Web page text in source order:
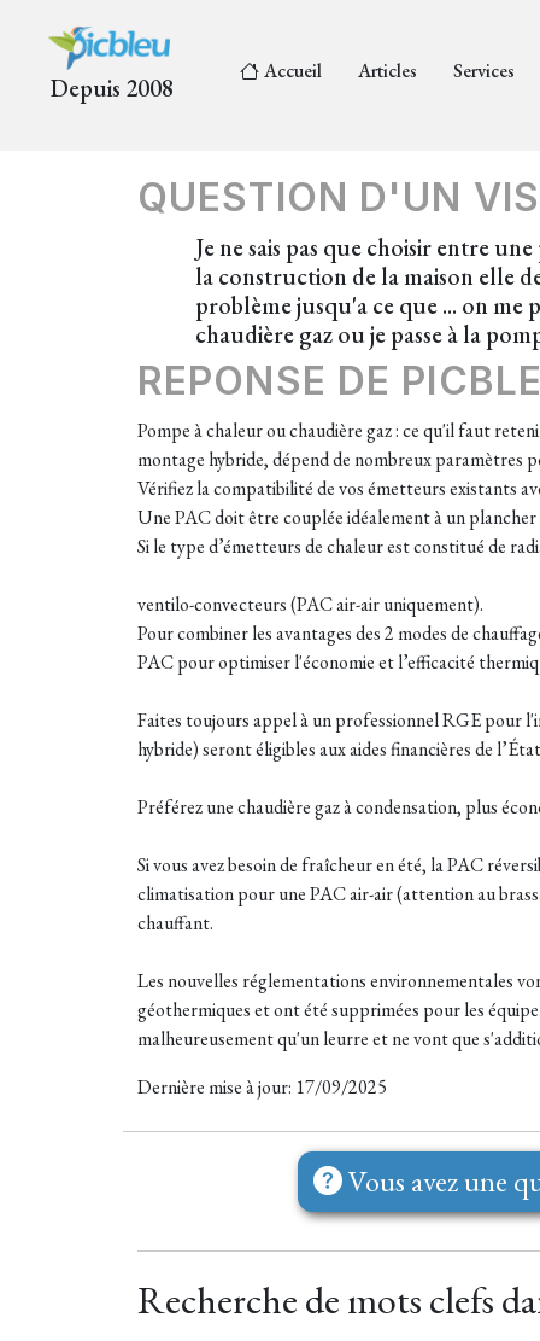
Depuis 2008
Accueil Articles Services
QUESTION D'UN
Je ne sais pas que choisir entre
la construction de la maison elle
problème jusqu'a ce que ... on
chaudière gaz ou je passe à la
REPONSE DE
Pompe à chaleur ou chaudière gaz : ce qu'il faut
montage hybride, dépend de nombreux paramètres
Vérifiez la compatibilité de vos émetteurs existants
Une PAC doit être couplée idéalement à un plancher
Si le type d’émetteurs de chaleur est constitué de
ventilo-convecteurs (PAC air-air uniquement).
Pour combiner les avantages des 2 modes de
PAC pour optimiser l'économie et l’efficacité
Faites toujours appel à un professionnel RGE pour
hybride) seront éligibles aux aides financières de
Préférez une chaudière gaz à condensation, plus
Si vous avez besoin de fraîcheur en été, la PAC
climatisation pour une PAC air-air (attention au
chauffant.
Les nouvelles réglementations environnementales
géothermiques et ont été supprimées pour les
malheureusement qu'un leurre et ne vont que
Dernière mise à jour: 17/09/2025
Vous avez une
Recherche de mots clefs